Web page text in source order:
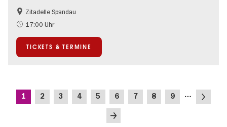
Food
Going local Berlin
Zitadelle Spandau
17:00 Uhr
TICKETS & TERMINE
Seitennummerierung
Aktuelle
1 Seite
2 Seite
3 Seite
4 Seite
5 Seite
6 Seite
7 Seite
8 Seite
9 …
Nächste
Letzte